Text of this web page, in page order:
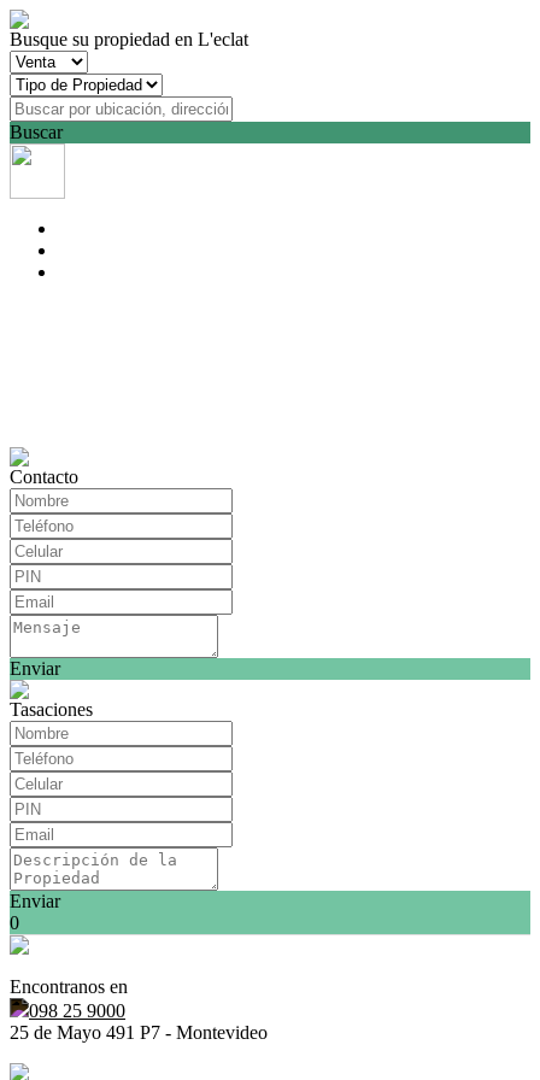
Busque su propiedad en L'eclat
Buscar
Contacto
Enviar
Tasaciones
Enviar
0
Encontranos en
098 25 9000
25 de Mayo 491 P7 - Montevideo